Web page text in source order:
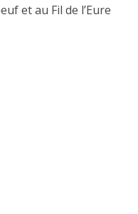
et au Fil de l’Eure